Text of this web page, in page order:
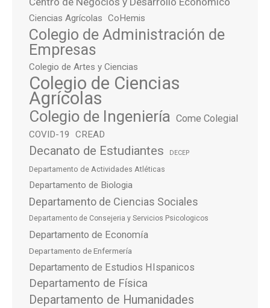
Ciencias Agrícolas CoHemis
Colegio de Administración de
Empresas
Colegio de Artes y Ciencias
Colegio de Ciencias
Agrícolas
Colegio de Ingeniería Come Colegial
COVID-19 CREAD
Decanato de Estudiantes DECEP
Departamento de Actividades Atléticas
Departamento de Biologia
Departamento de Ciencias Sociales
Departamento de Consejeria y Servicios Psicologicos
Departamento de Economía
Departamento de Enfermería
Departamento de Estudios HIspanicos
Departamento de Física
Departamento de Humanidades